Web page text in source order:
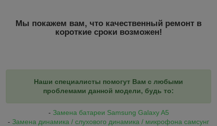
Мы покажем вам, что качественный ремонт в
короткие сроки возможен!
Наши специалисты помогут Вам с любыми
проблемами данной модели, будь то:
- Замена батареи Samsung Galaxy A5
- Замена динамика / слухового динамика / микрофона самсунг